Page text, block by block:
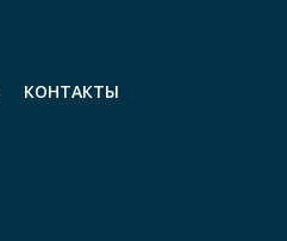
КОНТАКТЫ